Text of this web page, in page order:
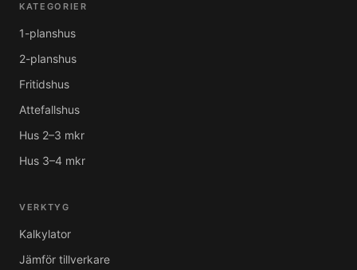
KATEGORIER
1-planshus
2-planshus
Fritidshus
Attefallshus
Hus 2–3 mkr
Hus 3–4 mkr
VERKTYG
Kalkylator
Jämför tillverkare